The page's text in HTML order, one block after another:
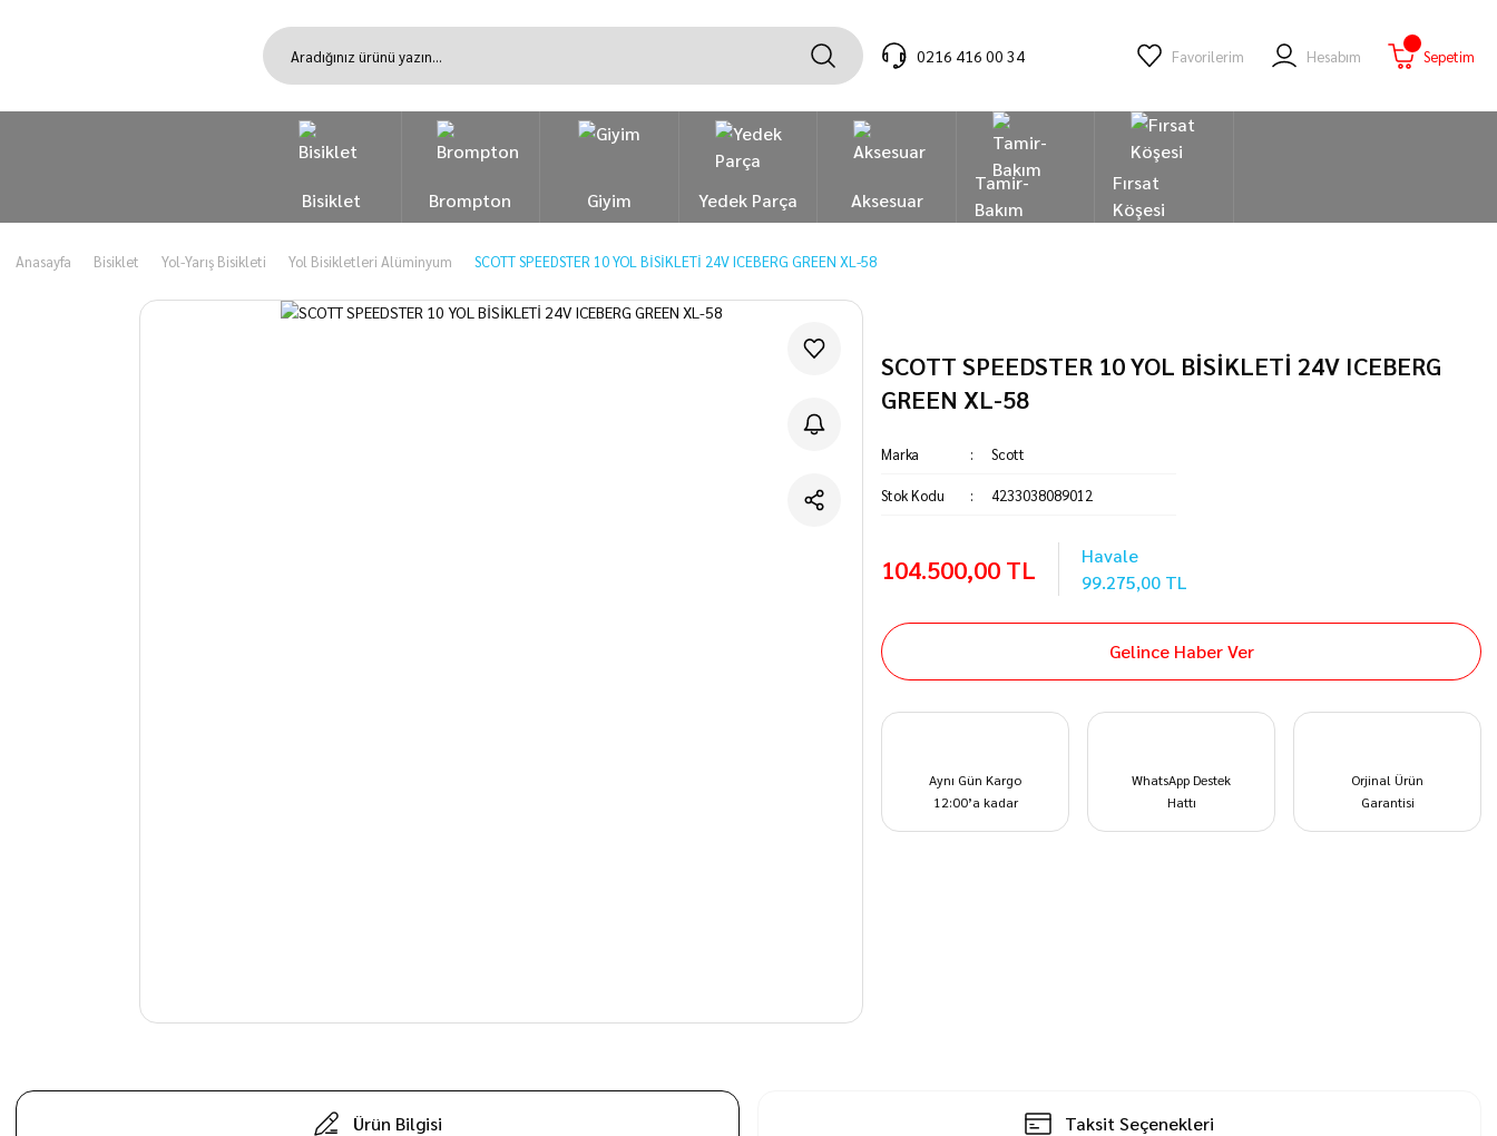
0216 416 00 34 Favorilerim Hesabım Sepetim
Bisiklet Brompton Giyim Yedek Parça Aksesuar
Tamir-
Bakım
Fırsat
Köşesi
Anasayfa Bisiklet Yol-Yarış Bisikleti Yol Bisikletleri Alüminyum SCOTT SPEEDSTER 10 YOL BİSİKLETİ 24V ICEBERG GREEN XL-58
SCOTT SPEEDSTER 10 YOL BİSİKLETİ 24V ICEBERG
GREEN XL-58
Marka Scott
Stok Kodu 4233038089012
104.500,00 TL
Havale
99.275,00 TL
Gelince Haber Ver
Aynı Gün Kargo
12:00’a kadar
WhatsApp Destek
Hattı
Orjinal Ürün
Garantisi
Ürün Bilgisi Taksit Seçenekleri